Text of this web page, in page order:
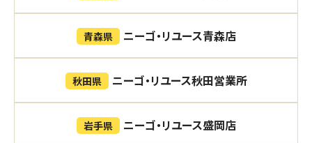
青森県 ニーゴ・リユース青森店
秋田県 ニーゴ・リユース秋田営業所
岩手県 ニーゴ・リユース盛岡店